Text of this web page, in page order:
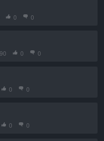
0 0
0 0
0 0
0 0